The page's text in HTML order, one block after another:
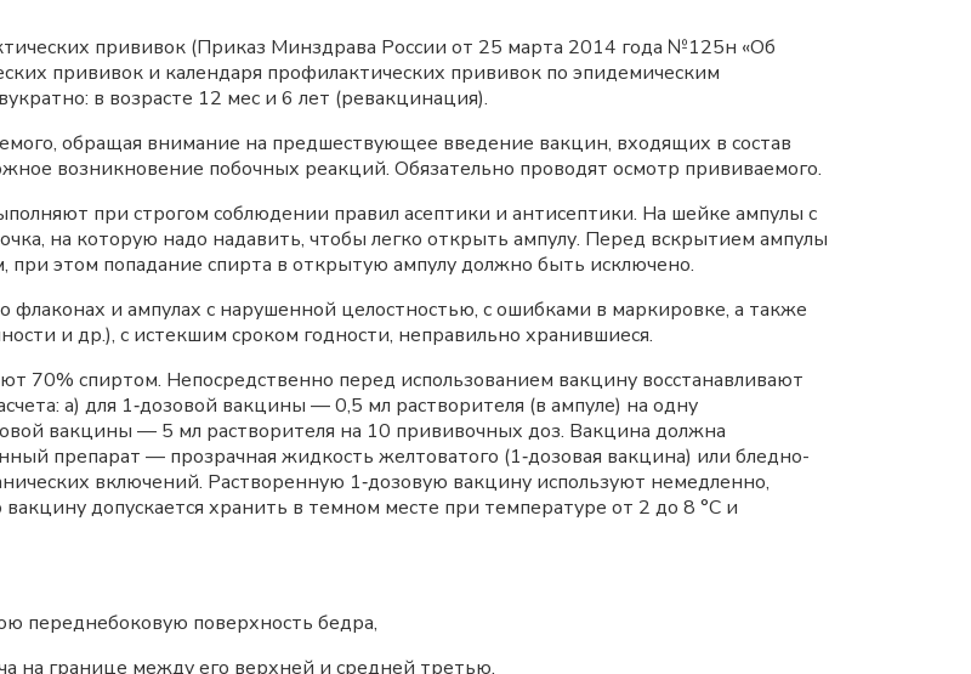
прививок (Приказ Минздрава России от 25 марта 2014 года №125н «Об
прививок и календаря профилактических прививок по эпидемическим
в возрасте 12 мес и 6 лет (ревакцинация).
обращая внимание на предшествующее введение вакцин, входящих в состав
возникновение побочных реакций. Обязательно проводят осмотр прививаемого.
при строгом соблюдении правил асептики и антисептики. На шейке ампулы с
на которую надо надавить, чтобы легко открыть ампулу. Перед вскрытием ампулы
этом попадание спирта в открытую ампулу должно быть исключено.
и ампулах с нарушенной целостностью, с ошибками в маркировке, а также
и др.), с истекшим сроком годности, неправильно хранившиеся.
70% спиртом. Непосредственно перед использованием вакцину восстанавливают
а) для 1‑дозовой вакцины — 0,5 мл растворителя (в ампуле) на одну
вакцины — 5 мл растворителя на 10 прививочных доз. Вакцина должна
препарат — прозрачная жидкость желтоватого (1‑дозовая вакцина) или бледно-
включений. Растворенную 1‑дозовую вакцину используют немедленно,
допускается хранить в темном месте при температуре от 2 до 8 °C и
переднебоковую поверхность бедра,
границе между его верхней и средней третью.